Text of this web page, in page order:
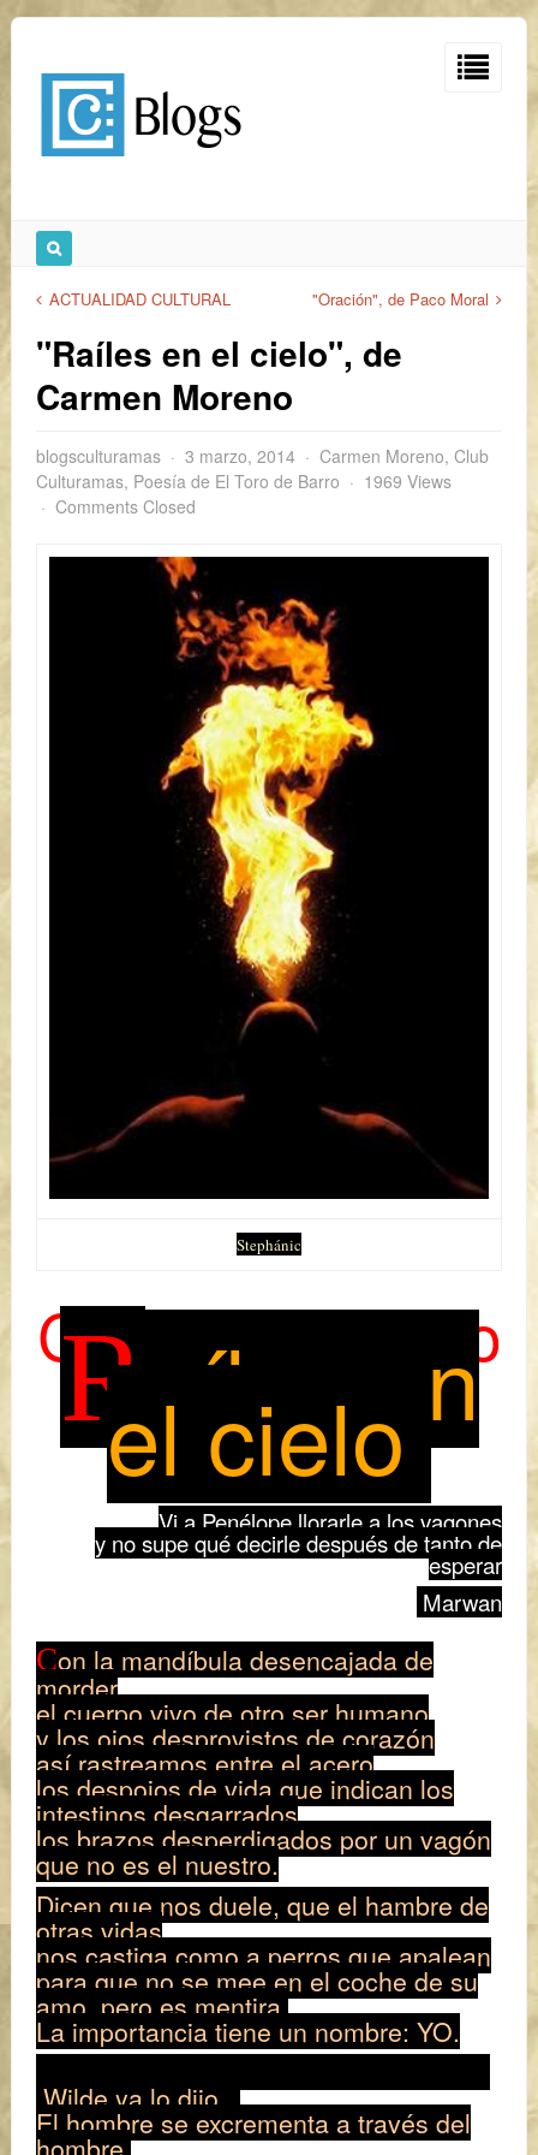
ACTUALIDAD CULTURAL "Oración", de Paco Moral
"Raíles en el cielo", de
Carmen Moreno
blogsculturamas 3 marzo, 2014 Carmen Moreno, Club
Culturamas, Poesía de El Toro de Barro
1969 Views
Comments Closed
Stephánic
Carmen Moreno
R aíles en
el cielo
Vi a Penélope llorarle a los vagones
y no supe qué decirle después de tanto de
esperar
Marwan
Con la mandíbula desencajada de
morder
el cuerpo vivo de otro ser humano
y los ojos desprovistos de corazón
así rastreamos entre el acero
los despojos de vida que indican los
intestinos desgarrados
los brazos desperdigados por un vagón
que no es el nuestro.
Dicen que nos duele, que el hambre de
otras vidas
nos castiga como a perros que apalean
para que no se mee en el coche de su
amo, pero es mentira.
La importancia tiene un nombre: YO.
Wilde ya lo dijo...
El hombre se excrementa a través del
hombre,